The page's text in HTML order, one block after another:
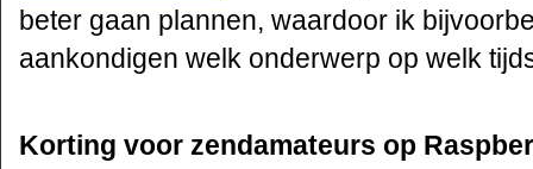
beter gaan plannen, waardoor ik
aankondigen welk onderwerp op welk
Korting voor zendamateurs op